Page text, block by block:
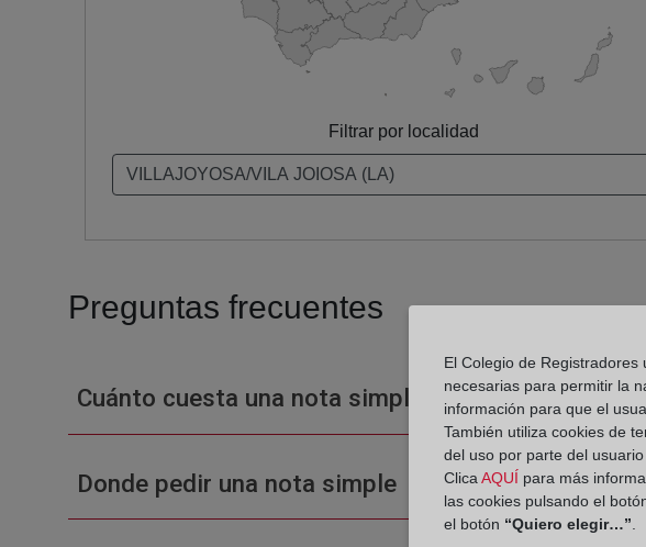
Filtrar por localidad
Preguntas frecuentes
Cuánto cuesta una nota simple en un Registro de
Donde pedir una nota simple
El Colegio de
necesarias para permitir la
información para que el
También utiliza cookies de
del uso por parte del
Clica AQUÍ para más
las cookies pulsando el
el botón “Quiero elegir…”